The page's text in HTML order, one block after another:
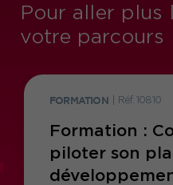
Pour aller
votre parcours
FORMATION Réf. 10810
Formation :
piloter son